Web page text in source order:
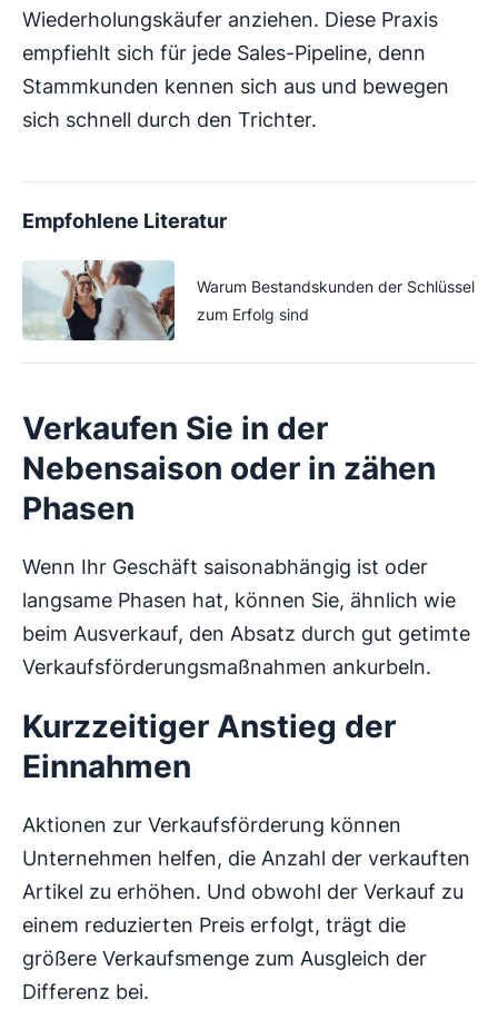
Wiederholungskäufer anziehen. Diese Praxis
empfiehlt sich für jede Sales-Pipeline, denn
Stammkunden kennen sich aus und bewegen
sich schnell durch den Trichter.
Empfohlene Literatur
Warum Bestandskunden der Schlüssel
zum Erfolg sind
Verkaufen Sie in der
Nebensaison oder in zähen
Phasen
Wenn Ihr Geschäft saisonabhängig ist oder
langsame Phasen hat, können Sie, ähnlich wie
beim Ausverkauf, den Absatz durch gut getimte
Verkaufsförderungsmaßnahmen ankurbeln.
Kurzzeitiger Anstieg der
Einnahmen
Aktionen zur Verkaufsförderung können
Unternehmen helfen, die Anzahl der verkauften
Artikel zu erhöhen. Und obwohl der Verkauf zu
einem reduzierten Preis erfolgt, trägt die
größere Verkaufsmenge zum Ausgleich der
Differenz bei.